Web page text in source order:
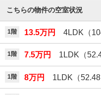
こちらの物件の空室状況
1階 13.5万円 4LDK（
1階 7.5万円 1LDK（
1階 8万円 1LDK（52.48